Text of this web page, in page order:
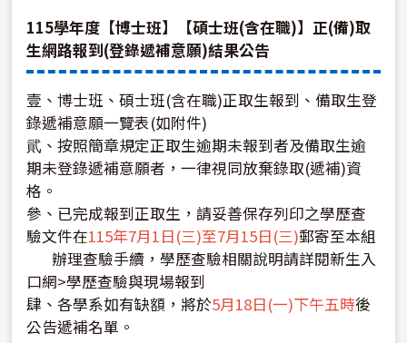
115學年度【博士班】【碩士班(含在職)】正(備)取
生網路報到(登錄遞補意願)結果公告
壹、博士班、碩士班(含在職)正取生報到、備取生登
錄遞補意願一覽表(如附件)
貮、按照簡章規定正取生逾期未報到者及備取生逾
期未登錄遞補意願者，一律視同放棄錄取(遞補)資
格。
參、已完成報到正取生，請妥善保存列印之學歷查
驗文件在115年7月1日(三)至7月15日(三)郵寄至本組
辦理查驗手續，學歷查驗相關說明請詳閱新生入
口網>學歷查驗與現場報到
肆、各學系如有缺額，將於5月18日(一)下午五時後
公告遞補名單。